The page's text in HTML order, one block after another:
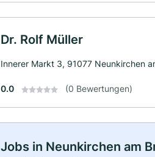
Dr. Rolf Müller
Innerer Markt 3, 91077 Neunkirchen
0.0 (0 Bewertungen)
Jobs in Neunkirchen am